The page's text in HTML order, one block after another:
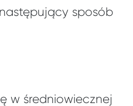
sposób
w średniowiecznej